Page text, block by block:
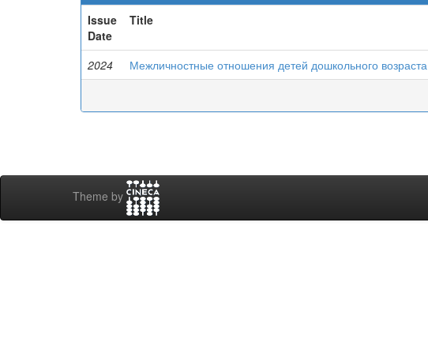
Issue
Date
Title
2024 Межличностные отношения детей дошкольного возраста
Theme by